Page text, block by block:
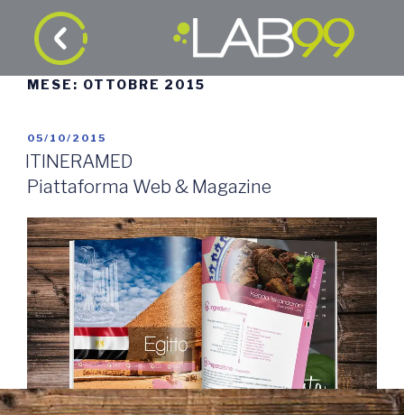
MESE: OTTOBRE 2015
05/10/2015
ITINERAMED
Piattaforma Web & Magazine